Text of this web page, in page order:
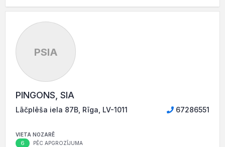
PSIA
PINGONS, SIA
Lāčplēša iela 87B, Rīga, LV-1011 67286551
VIETA NOZARĒ
6 PĒC APGROZĪJUMA